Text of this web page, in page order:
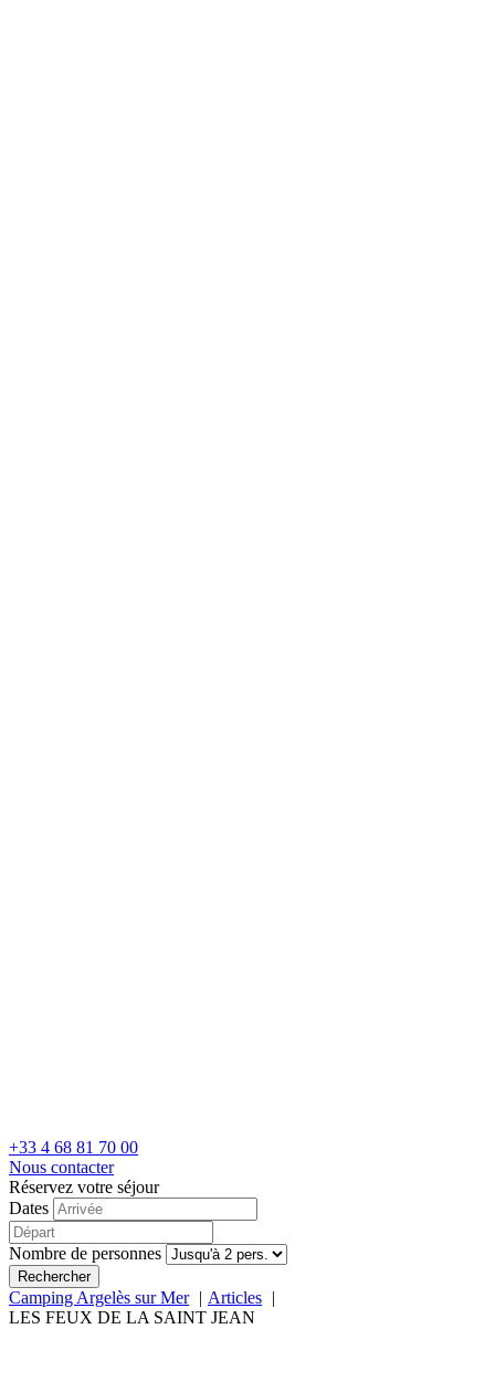
+33 4 68 81 70 00
Nous contacter
Réservez votre séjour
Dates
Nombre de personnes
Rechercher
Camping Argelès sur Mer
Articles
LES FEUX DE LA SAINT JEAN